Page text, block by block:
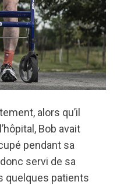
alors qu’il
Bob avait
pendant sa
servi de sa
quelques patients